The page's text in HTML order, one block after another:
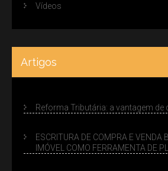
Vídeos
Artigos
Reforma Tributária: a vantagem de
ESCRITURA DE COMPRA E VENDA
IMÓVEL COMO FERRAMENTA DE